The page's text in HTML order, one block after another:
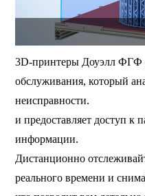
3D-принтеры Доуэлл ФГФ
обслуживания, который
неисправности.
и предоставляет доступ к
информации.
Дистанционно
реального времени и